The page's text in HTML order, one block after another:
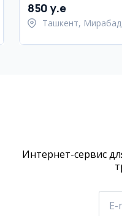
850 y.e
Ташкент,
Интернет-сервис